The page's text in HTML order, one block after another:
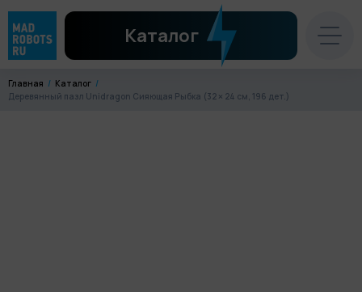
Каталог
Главная
Каталог
Деревянный пазл Unidragon Сияющая Рыбка (32 × 24 см, 196 дет.)